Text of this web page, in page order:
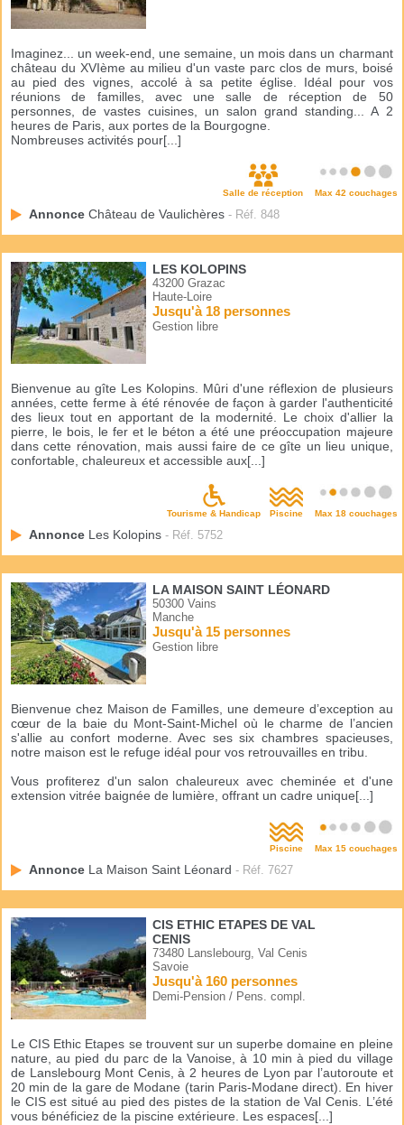
Imaginez... un week-end, une semaine, un mois dans un charmant
château du XVIème au milieu d'un vaste parc clos de murs, boisé
au pied des vignes, accolé à sa petite église. Idéal pour vos
réunions de familles, avec une salle de réception de 50
personnes, de vastes cuisines, un salon grand standing... A 2
heures de Paris, aux portes de la Bourgogne.
Nombreuses activités pour[...]
Salle de réception Max 42 couchages
Annonce Château de Vaulichères - Réf. 848
LES KOLOPINS
43200 Grazac
Haute-Loire
Jusqu'à 18 personnes
Gestion libre
Bienvenue au gîte Les Kolopins. Mûri d'une réflexion de plusieurs
années, cette ferme à été rénovée de façon à garder l'authenticité
des lieux tout en apportant de la modernité. Le choix d'allier la
pierre, le bois, le fer et le béton a été une préoccupation majeure
dans cette rénovation, mais aussi faire de ce gîte un lieu unique,
confortable, chaleureux et accessible aux[...]
Tourisme & Handicap Piscine Max 18 couchages
Annonce Les Kolopins - Réf. 5752
LA MAISON SAINT LÉONARD
50300 Vains
Manche
Jusqu'à 15 personnes
Gestion libre
Bienvenue chez Maison de Familles, une demeure d’exception au
cœur de la baie du Mont-Saint-Michel où le charme de l’ancien
s'allie au confort moderne. Avec ses six chambres spacieuses,
notre maison est le refuge idéal pour vos retrouvailles en tribu.
Vous profiterez d'un salon chaleureux avec cheminée et d'une
extension vitrée baignée de lumière, offrant un cadre unique[...]
Piscine Max 15 couchages
Annonce La Maison Saint Léonard - Réf. 7627
CIS ETHIC ETAPES DE VAL
CENIS
73480 Lanslebourg, Val Cenis
Savoie
Jusqu'à 160 personnes
Demi-Pension / Pens. compl.
Le CIS Ethic Etapes se trouvent sur un superbe domaine en pleine
nature, au pied du parc de la Vanoise, à 10 min à pied du village
de Lanslebourg Mont Cenis, à 2 heures de Lyon par l’autoroute et
20 min de la gare de Modane (tarin Paris-Modane direct). En hiver
le CIS est situé au pied des pistes de la station de Val Cenis. L’été
vous bénéficiez de la piscine extérieure. Les espaces[...]